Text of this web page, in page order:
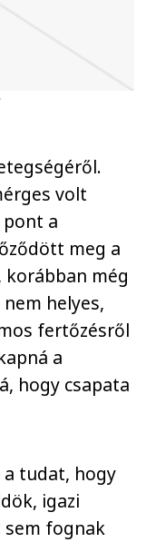
volt
a
meg a
még
helyes,
fertőzésről
a
hogy csapata
tudat, hogy
igazi
sem fognak